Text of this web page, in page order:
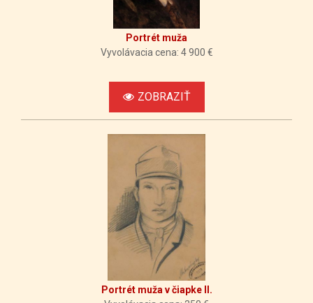
Portrét muža
Vyvolávacia cena: 4 900 €
ZOBRAZIŤ
Portrét muža v čiapke II.